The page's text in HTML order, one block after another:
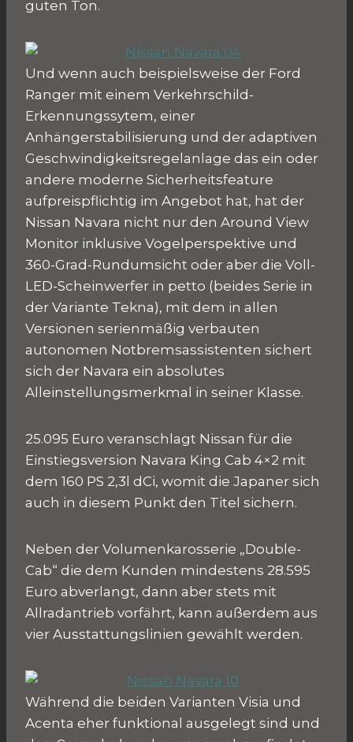
guten Ton.
Und wenn auch beispielsweise der Ford
Ranger mit einem Verkehrschild-
Erkennungssytem, einer
Anhängerstabilisierung und der adaptiven
Geschwindigkeitsregelanlage das ein oder
andere moderne Sicherheitsfeature
aufpreispflichtig im Angebot hat, hat der
Nissan Navara nicht nur den Around View
Monitor inklusive Vogelperspektive und
360-Grad-Rundumsicht oder aber die Voll-
LED-Scheinwerfer in petto (beides Serie in
der Variante Tekna), mit dem in allen
Versionen serienmäßig verbauten
autonomen Notbremsassistenten sichert
sich der Navara ein absolutes
Alleinstellungsmerkmal in seiner Klasse.
25.095 Euro veranschlagt Nissan für die
Einstiegsversion Navara King Cab 4×2 mit
dem 160 PS 2,3l dCi, womit die Japaner sich
auch in diesem Punkt den Titel sichern.
Neben der Volumenkarosserie „Double-
Cab“ die dem Kunden mindestens 28.595
Euro abverlangt, dann aber stets mit
Allradantrieb vorfährt, kann außerdem aus
vier Ausstattungslinien gewählt werden.
Während die beiden Varianten Visia und
Acenta eher funktional ausgelegt sind und